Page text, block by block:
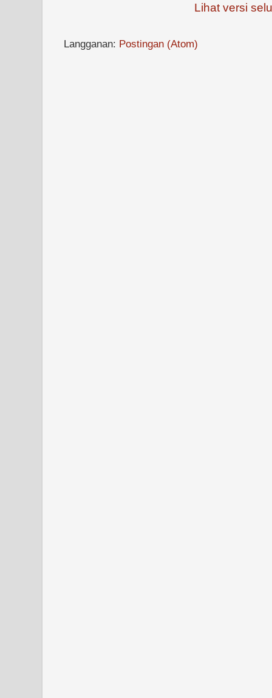
Lihat versi
Langganan: Postingan (Atom)